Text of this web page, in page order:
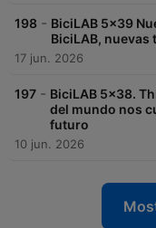
198 - BiciLAB 5x39
BiciLAB,
17 jun. 2026
197 - BiciLAB 5x38.
del mundo nos
futuro
10 jun. 2026